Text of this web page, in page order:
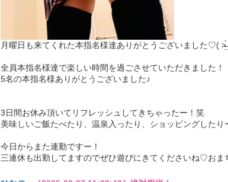
月曜日も来てくれた本指名様達ありがとうございました♡( ˃̶̤́
全員本指名様達で楽しい時間を過ごさせていただきました！
5名の本指名様ありがとうございました♪
3日間お休み頂いてリフレッシュしてきちゃったー！笑
今日からまた連勤ですー！
三連休も出勤してますのでぜひ遊びにきてくださいね♡お